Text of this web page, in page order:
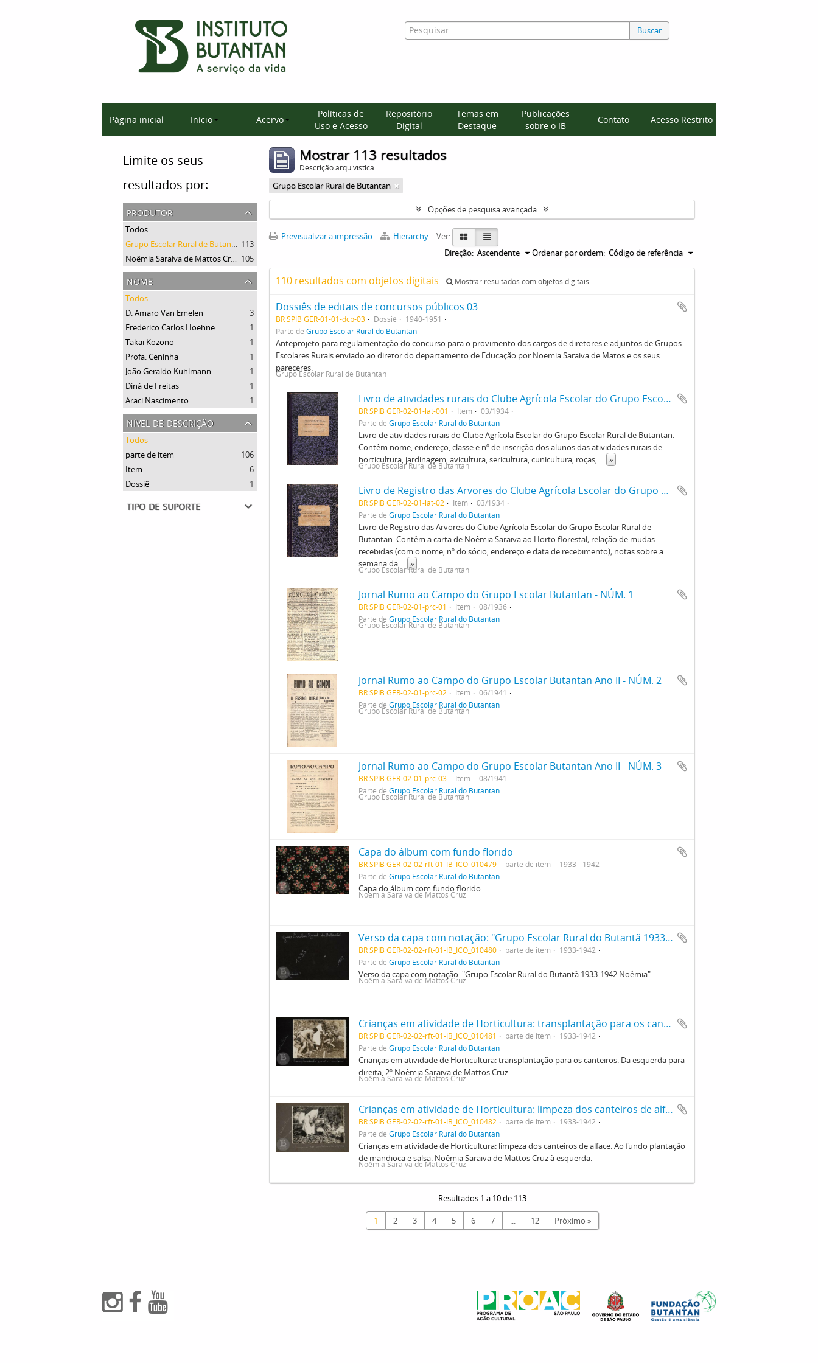
Buscar
Página inicial Início Acervo
Políticas de
Uso e Acesso
Repositório
Digital
Temas em
Destaque
Publicações
sobre o IB
Contato Acesso Restrito
Limite os seus
resultados por:
produtor
Todos
Grupo Escolar Rural de Butantan 113
Noêmia Saraiva de Mattos Cruz 105
nome
Todos
D. Amaro Van Emelen
3
Frederico Carlos Hoehne
1
Takai Kozono
1
Profa. Ceninha
1
João Geraldo Kuhlmann
1
Diná de Freitas
1
Araci Nascimento
1
nível de descrição
Todos
parte de item
106
Item
6
Dossiê
1
tipo de suporte
Mostrar 113 resultados
Descrição arquivística
Grupo Escolar Rural de Butantan
Opções de pesquisa avançada
Previsualizar a impressão Hierarchy
Ver:
Ordenar por ordem: Código de referência
Direção: Ascendente
110 resultados com objetos digitais Mostrar resultados com objetos digitais
Dossiês de editais de concursos públicos 03
BR SPIB GER-01-01-dcp-03 Dossiê
1940-1951
Parte de Grupo Escolar Rural do Butantan
Anteprojeto para regulamentação do concurso para o provimento dos cargos de diretores e adjuntos de Grupos
Escolares Rurais enviado ao diretor do departamento de Educação por Noemia Saraiva de Matos e os seus
pareceres.
Grupo Escolar Rural de Butantan
Livro de atividades rurais do Clube Agrícola Escolar do Grupo Escolar Rural de Butantan
BR SPIB GER-02-01-lat-001 Item
03/1934
Parte de Grupo Escolar Rural do Butantan
Livro de atividades rurais do Clube Agrícola Escolar do Grupo Escolar Rural de Butantan.
Contêm nome, endereço, classe e nº de inscrição dos alunos das atividades rurais de
horticultura, jardinagem, avicultura, sericultura, cunicultura, roças, ... »
Grupo Escolar Rural de Butantan
Livro de Registro das Arvores do Clube Agrícola Escolar do Grupo Escolar Rural de Butantan
BR SPIB GER-02-01-lat-02 Item
03/1934
Parte de Grupo Escolar Rural do Butantan
Livro de Registro das Arvores do Clube Agrícola Escolar do Grupo Escolar Rural de
Butantan. Contêm a carta de Noêmia Saraiva ao Horto florestal; relação de mudas
recebidas (com o nome, nº do sócio, endereço e data de recebimento); notas sobre a
semana da ... »
Grupo Escolar Rural de Butantan
Jornal Rumo ao Campo do Grupo Escolar Butantan - NÚM. 1
BR SPIB GER-02-01-prc-01 Item
08/1936
Parte de Grupo Escolar Rural do Butantan
Grupo Escolar Rural de Butantan
Jornal Rumo ao Campo do Grupo Escolar Butantan Ano II - NÚM. 2
BR SPIB GER-02-01-prc-02 Item
06/1941
Parte de Grupo Escolar Rural do Butantan
Grupo Escolar Rural de Butantan
Jornal Rumo ao Campo do Grupo Escolar Butantan Ano II - NÚM. 3
BR SPIB GER-02-01-prc-03 Item
08/1941
Parte de Grupo Escolar Rural do Butantan
Grupo Escolar Rural de Butantan
Capa do álbum com fundo florido
BR SPIB GER-02-02-rft-01-IB_ICO_010479 parte de item
1933 - 1942
Parte de Grupo Escolar Rural do Butantan
Capa do álbum com fundo florido.
Noêmia Saraiva de Mattos Cruz
Verso da capa com notação: "Grupo Escolar Rural do Butantã 1933-1942 Noêmia"
BR SPIB GER-02-02-rft-01-IB_ICO_010480 parte de item
1933-1942
Parte de Grupo Escolar Rural do Butantan
Verso da capa com notação: "Grupo Escolar Rural do Butantã 1933-1942 Noêmia"
Noêmia Saraiva de Mattos Cruz
Crianças em atividade de Horticultura: transplantação para os canteiros. Da esquerda para direita, 2º Noêmia Saraiva de Mattos Cruz
BR SPIB GER-02-02-rft-01-IB_ICO_010481 parte de item
1933-1942
Parte de Grupo Escolar Rural do Butantan
Crianças em atividade de Horticultura: transplantação para os canteiros. Da esquerda para
direita, 2º Noêmia Saraiva de Mattos Cruz
Noêmia Saraiva de Mattos Cruz
Crianças em atividade de Horticultura: limpeza dos canteiros de alface. Ao fundo plantação de mandioca e salsa. Noêmia Saraiva de Mattos Cruz à esquerda
BR SPIB GER-02-02-rft-01-IB_ICO_010482 parte de item
1933-1942
Parte de Grupo Escolar Rural do Butantan
Crianças em atividade de Horticultura: limpeza dos canteiros de alface. Ao fundo plantação
de mandioca e salsa. Noêmia Saraiva de Mattos Cruz à esquerda.
Noêmia Saraiva de Mattos Cruz
Resultados 1 a 10 de 113
1 2 3 4 5 6 7 ... 12 Próximo »